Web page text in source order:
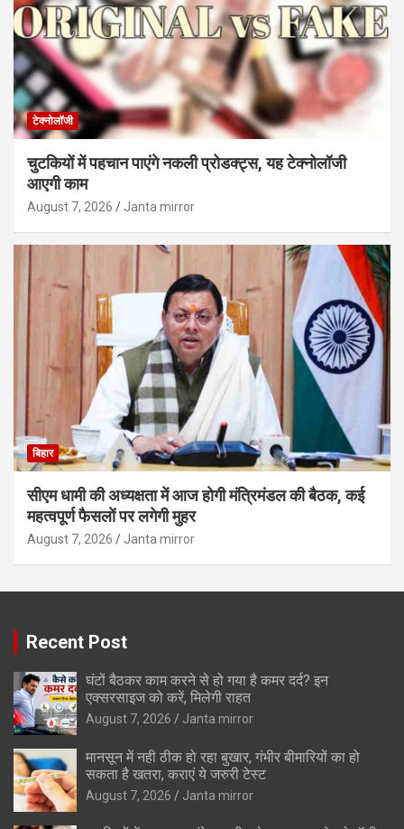
टेक्नोलॉजी
चुटकियों में पहचान पाएंगे नकली प्रोडक्ट्स, यह टेक्नोलॉजी
आएगी काम
August 7, 2026 Janta mirror
बिहार
सीएम धामी की अध्यक्षता में आज होगी मंत्रिमंडल की बैठक, कई
महत्वपूर्ण फैसलों पर लगेगी मुहर
August 7, 2026 Janta mirror
Recent Post
घंटों बैठकर काम करने से हो गया है कमर दर्द? इन
एक्सरसाइज को करें, मिलेगी राहत
August 7, 2026 Janta mirror
मानसून में नही ठीक हो रहा बुखार, गंभीर बीमारियों का हो
सकता है खतरा, कराएं ये जरुरी टेस्ट
August 7, 2026 Janta mirror